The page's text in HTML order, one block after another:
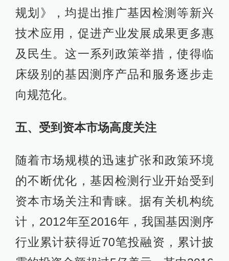
规划》，均提出推广基因检测等新兴
技术应用，促进产业发展成果更多惠
及民生。这一系列政策举措，使得临
床级别的基因测序产品和服务逐步走
向规范化。
五、受到资本市场高度关注
随着市场规模的迅速扩张和政策环境
的不断优化，基因检测行业开始受到
资本市场关注和青睐。据有关机构统
计，2012年至2016年，我国基因测序
行业累计获得近70笔投融资，累计披